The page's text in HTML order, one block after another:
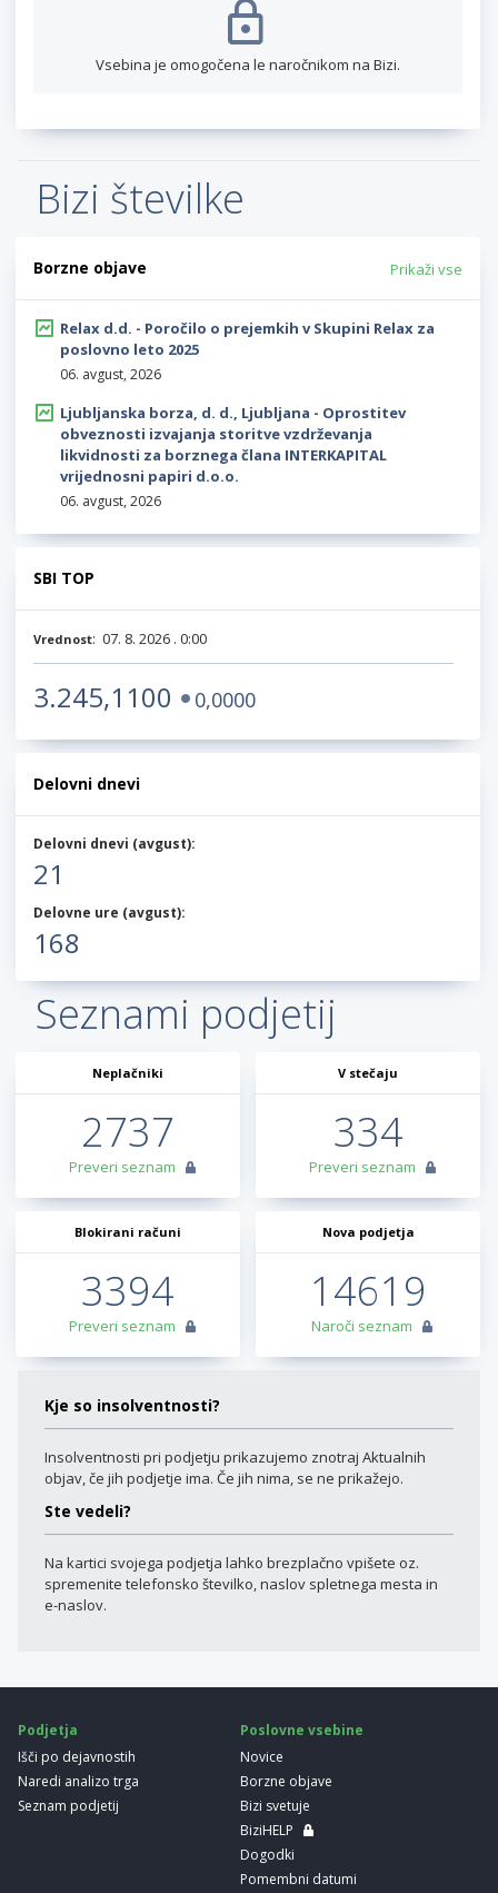
Vsebina je omogočena le naročnikom na Bizi.
Bizi številke
Borzne objave Prikaži vse
Relax d.d. - Poročilo o prejemkih v Skupini Relax za
poslovno leto 2025
06. avgust, 2026
Ljubljanska borza, d. d., Ljubljana - Oprostitev
obveznosti izvajanja storitve vzdrževanja
likvidnosti za borznega člana INTERKAPITAL
vrijednosni papiri d.o.o.
06. avgust, 2026
SBI TOP
Vrednost: 07. 8. 2026 . 0:00
3.245,1100 0,0000
Delovni dnevi
Delovni dnevi (avgust):
21
Delovne ure (avgust):
168
Seznami podjetij
Neplačniki
2737
Preveri seznam
V stečaju
334
Preveri seznam
Blokirani računi
3394
Preveri seznam
Nova podjetja
14619
Naroči seznam
Kje so insolventnosti?
Insolventnosti pri podjetju prikazujemo znotraj Aktualnih
objav, če jih podjetje ima. Če jih nima, se ne prikažejo.
Ste vedeli?
Na kartici svojega podjetja lahko brezplačno vpišete oz.
spremenite telefonsko številko, naslov spletnega mesta in
e-naslov.
Podjetja
Išči po dejavnostih
Naredi analizo trga
Seznam podjetij
Poslovne vsebine
Novice
Borzne objave
Bizi svetuje
BiziHELP
Dogodki
Pomembni datumi